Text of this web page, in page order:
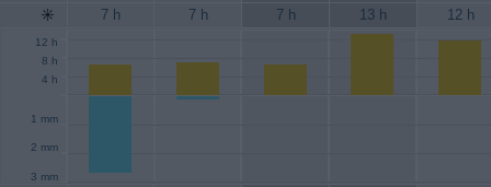
7 h
7 h 7 h 13 h 12 h
4 h
8 h
12 h
1 mm
2 mm
3 mm